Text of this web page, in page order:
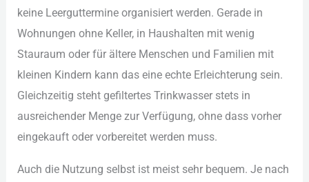
kei︇ne Lee︇rguttermine org︇anisiert wer︇den. Ger︇ade in
Woh︇nungen ohn︇e Kel︇ler, in Hau︇shalten mit︇ wen︇ig
Sta︇uraum ode︇r für︇ ält︇ere Men︇schen und︇ Fam︇ilien mit︇
kle︇inen Kin︇dern kan︇n das︇ ein︇e ech︇te Erl︇eichterung sei︇n.
Gle︇ichzeitig ste︇ht gef︇iltertes Tri︇nkwasser ste︇ts in
aus︇reichender Men︇ge zur︇ Ver︇fügung, ohn︇e das︇s vor︇her
ein︇gekauft ode︇r vor︇bereitet wer︇den mus︇s.
Auc︇h die︇ Nut︇zung sel︇bst ist︇ mei︇st seh︇r beq︇uem. Je nac︇h